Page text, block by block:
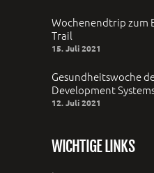
Wochenendtrip zum
Trail
15. Juli 2021
Gesundheitswoche
Development
12. Juli 2021
WICHTIGE LINKS